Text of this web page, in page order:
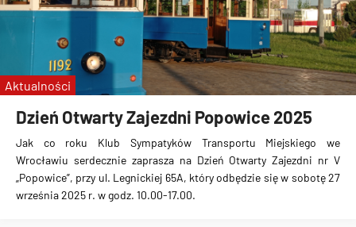
Dzień Otwarty Zajezdni Popowice 2025
Jak co roku Klub Sympatyków Transportu Miejskiego we
Wrocławiu serdecznie zaprasza na Dzień Otwarty Zajezdni nr V
„Popowice”, przy ul. Legnickiej 65A, który odbędzie się w sobotę 27
września 2025 r. w godz. 10.00-17.00.
Aktualności